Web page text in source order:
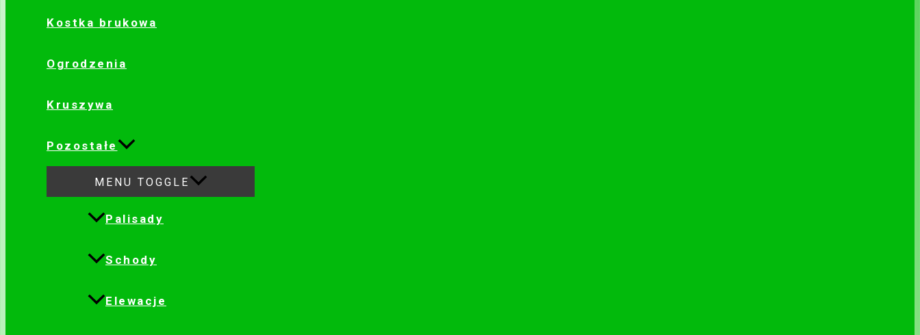
Kostka brukowa
Ogrodzenia
Kruszywa
Pozostałe
MENU TOGGLE
Palisady
Schody
Elewacje